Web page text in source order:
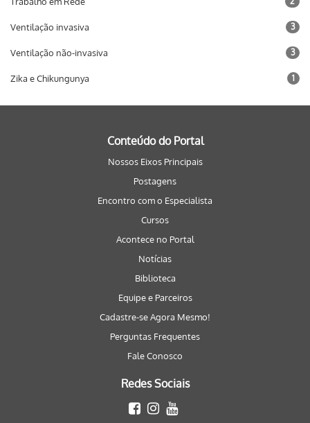
Ventilação invasiva 3
Ventilação não-invasiva 3
Zika e Chikungunya 1
Conteúdo do Portal
Nossos Eixos Principais
Postagens
Encontro com o Especialista
Cursos
Acontece no Portal
Notícias
Biblioteca
Equipe e Parceiros
Cadastre-se Agora Mesmo!
Perguntas Frequentes
Fale Conosco
Redes Sociais